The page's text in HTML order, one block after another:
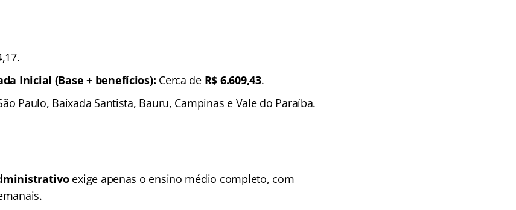
Inicial (Base + benefícios): Cerca de R$ 6.609,43.
Paulo, Baixada Santista, Bauru, Campinas e Vale do Paraíba.
exige apenas o ensino médio completo, com